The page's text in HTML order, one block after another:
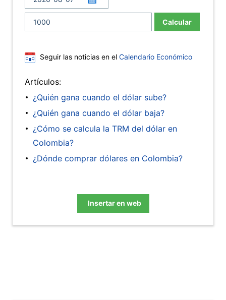
Calcular
Seguir las noticias en el Calendario Económico
Artículos:
¿Quién gana cuando el dólar sube?
¿Quién gana cuando el dólar baja?
¿Cómo se calcula la TRM del dólar en
Colombia?
¿Dónde comprar dólares en Colombia?
Insertar en web